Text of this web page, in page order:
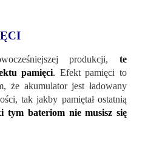
produkcji, te
pamięci. Efekt pamięci to
że akumulator jest ładowany
tak jakby pamiętał ostatnią
tym bateriom nie musisz się